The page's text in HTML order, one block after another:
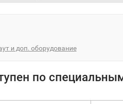
и доп. оборудование
по